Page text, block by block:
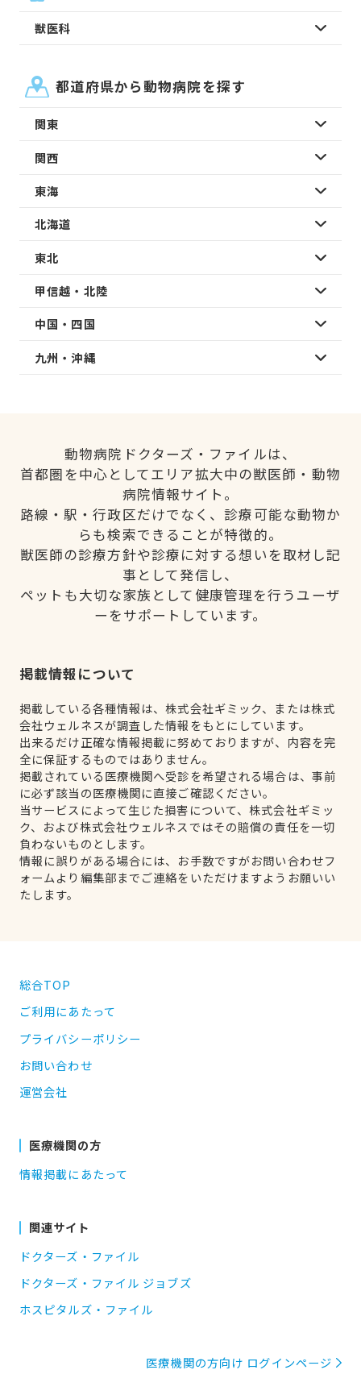
獣医科
都道府県から動物病院を探す
関東
関西
東海
北海道
東北
甲信越・北陸
中国・四国
九州・沖縄
動物病院ドクターズ・ファイルは、
首都圏を中心としてエリア拡大中の獣医師・動物
病院情報サイト。
路線・駅・行政区だけでなく、診療可能な動物か
らも検索できることが特徴的。
獣医師の診療方針や診療に対する想いを取材し記
事として発信し、
ペットも大切な家族として健康管理を行うユーザ
ーをサポートしています。
掲載情報について
掲載している各種情報は、株式会社ギミック、または株式
会社ウェルネスが調査した情報をもとにしています。
出来るだけ正確な情報掲載に努めておりますが、内容を完
全に保証するものではありません。
掲載されている医療機関へ受診を希望される場合は、事前
に必ず該当の医療機関に直接ご確認ください。
当サービスによって生じた損害について、株式会社ギミッ
ク、および株式会社ウェルネスではその賠償の責任を一切
負わないものとします。
情報に誤りがある場合には、お手数ですがお問い合わせフ
ォームより編集部までご連絡をいただけますようお願いい
たします。
総合TOP
ご利用にあたって
プライバシーポリシー
お問い合わせ
運営会社
医療機関の方
情報掲載にあたって
関連サイト
ドクターズ・ファイル
ドクターズ・ファイル ジョブズ
ホスピタルズ・ファイル
医療機関の方向け ログインページ